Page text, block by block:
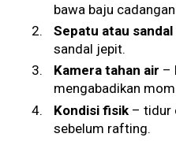
bawa baju cadangan.
Sepatu atau sandal
sandal jepit.
Kamera tahan air –
mengabadikan
Kondisi fisik– tidur
sebelum rafting.